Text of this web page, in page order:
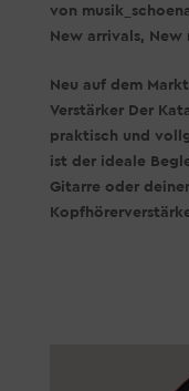
von
New arrivals, New
Neu auf dem
Verstärker Der
praktisch und
ist der ideale
Gitarre oder